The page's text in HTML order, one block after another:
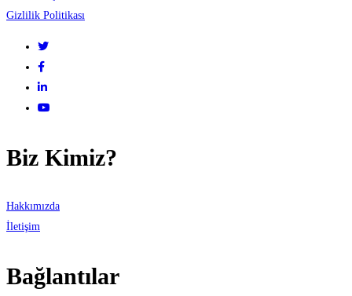
Gizlilik Politikası
Biz Kimiz?
Hakkımızda
İletişim
Bağlantılar